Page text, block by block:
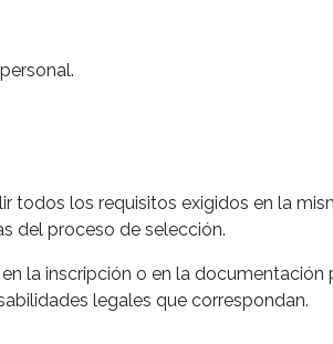
todos los requisitos exigidos en la
del proceso de selección.
la inscripción o en la documentación
legales que correspondan.